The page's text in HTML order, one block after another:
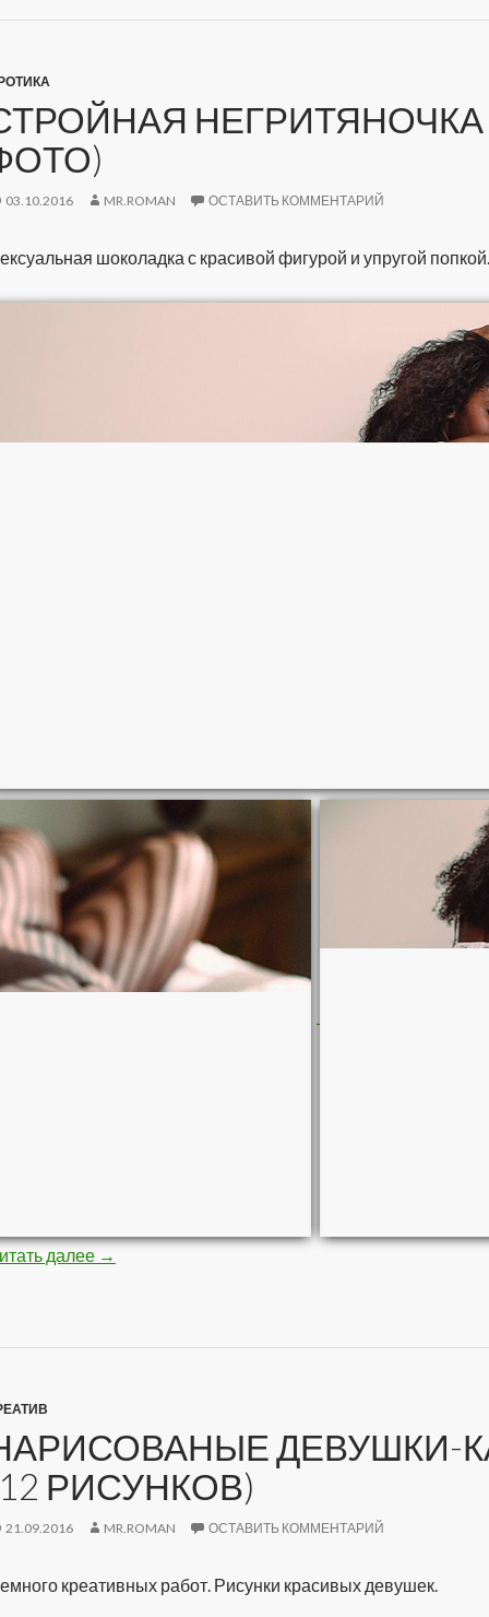
НЕГРИТЯНОЧКА
03.10.2016 MR.ROMAN ОСТАВИТЬ КОММЕНТАРИЙ
шоколадка с красивой фигурой и упругой попкой.
далее Стройная негритяночка (10 фото)
→
ДЕВУШКИ-
РИСУНКОВ)
21.09.2016 MR.ROMAN ОСТАВИТЬ КОММЕНТАРИЙ
креативных работ. Рисунки красивых девушек.